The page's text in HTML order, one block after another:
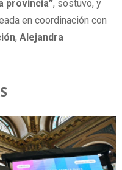
provincia”, sostuvo, y
en coordinación con
, Alejandra